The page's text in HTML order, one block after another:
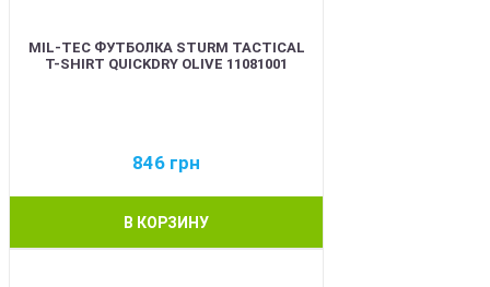
MIL-TEC ФУТБОЛКА STURM TACTICAL
T-SHIRT QUICKDRY OLIVE 11081001
846 грн
В КОРЗИНУ